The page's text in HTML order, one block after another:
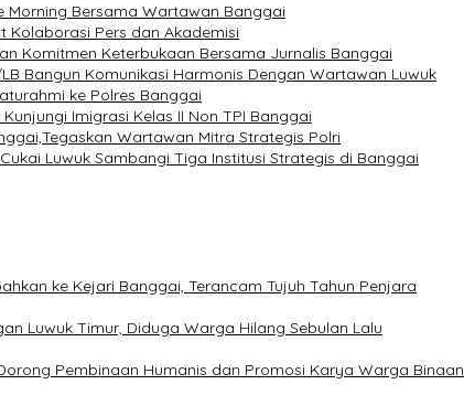
Morning Bersama Wartawan Banggai
Kolaborasi Pers dan Akademisi
Komitmen Keterbukaan Bersama Jurnalis Banggai
Bangun Komunikasi Harmonis Dengan Wartawan Luwuk
ke Polres Banggai
Imigrasi Kelas II Non TPI Banggai
Wartawan Mitra Strategis Polri
Luwuk Sambangi Tiga Institusi Strategis di Banggai
ke Kejari Banggai, Terancam Tujuh Tahun Penjara
Luwuk Timur, Diduga Warga Hilang Sebulan Lalu
Pembinaan Humanis dan Promosi Karya Warga Binaan